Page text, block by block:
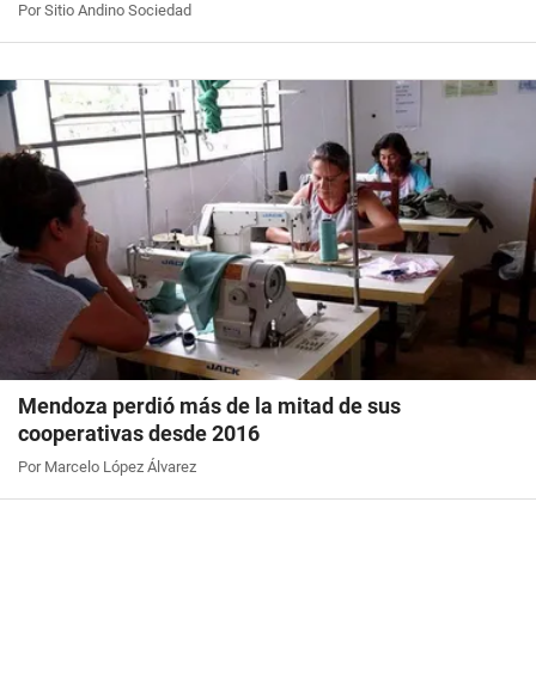
Por Sitio Andino Sociedad
Mendoza perdió más de la mitad de sus
cooperativas desde 2016
Por Marcelo López Álvarez